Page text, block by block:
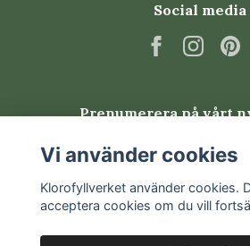
Social media
Prenumerera på vårt
Vi använder cookies
Klorofyllverket använder cookies.
acceptera cookies om du vill